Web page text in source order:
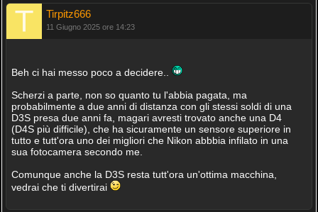
Tirpitz666
11 Giugno 2025 ore 14:23
Beh ci hai messo poco a decidere..
Scherzi a parte, non so quanto tu l'abbia pagata, ma
probabilmente a due anni di distanza con gli stessi soldi di una
D3S presa due anni fa, magari avresti trovato anche una D4
(D4S più difficile), che ha sicuramente un sensore superiore in
tutto e tutt'ora uno dei migliori che Nikon abbbia infilato in una
sua fotocamera secondo me.
Comunque anche la D3S resta tutt'ora un'ottima macchina,
vedrai che ti divertirai